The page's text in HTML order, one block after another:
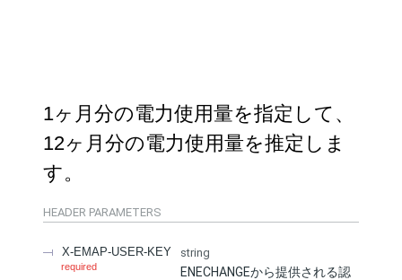
1ヶ月分の電力使用量を指定して、
12ヶ月分の電力使用量を推定しま
す。
HEADER PARAMETERS
X-EMAP-USER-KEY
required
string
ENECHANGEから提供される認